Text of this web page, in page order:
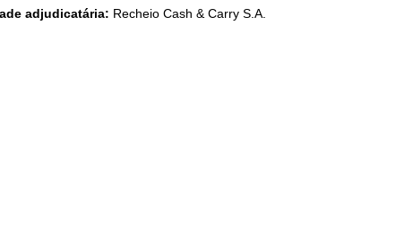
adjudicatária: Recheio Cash & Carry S.A.